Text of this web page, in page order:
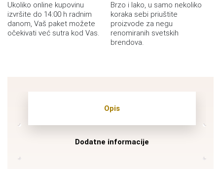
Ukoliko online kupovinu
izvršite do 14:00 h radnim
danom, Vaš paket možete
očekivati već sutra kod Vas.
Brzo i lako, u samo nekoliko
koraka sebi priuštite
proizvode za negu
renomiranih svetskih
brendova.
Opis
Dodatne informacije